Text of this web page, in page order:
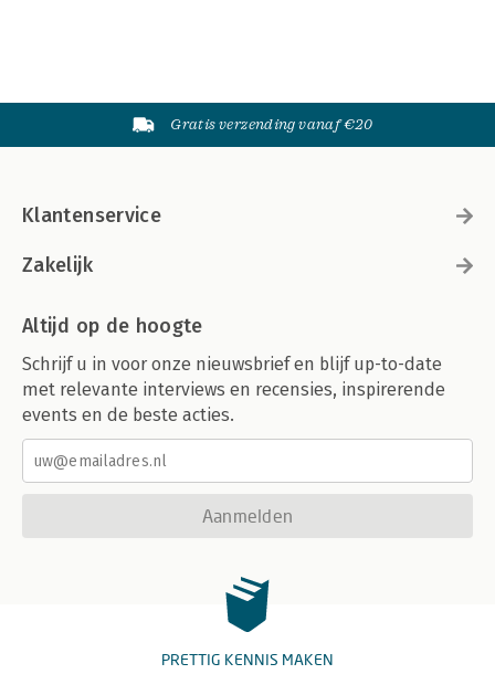
Gratis verzending vanaf €20
Klantenservice
Zakelijk
Altijd op de hoogte
Schrijf u in voor onze nieuwsbrief en blijf up-to-date
met relevante interviews en recensies, inspirerende
events en de beste acties.
Aanmelden
PRETTIG KENNIS MAKEN